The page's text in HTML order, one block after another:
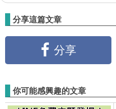
分享這篇文章
分享
你可能感興趣的文章